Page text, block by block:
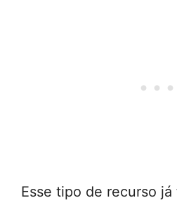
Esse tipo de recurso